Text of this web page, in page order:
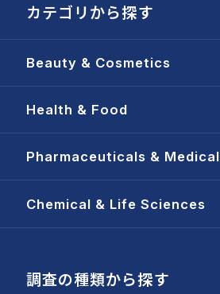
カテゴリから探す
Beauty & Cosmetics
Health & Food
Pharmaceuticals & Medical
Chemical & Life Sciences
調査の種類から探す